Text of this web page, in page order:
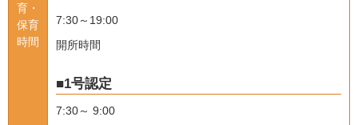
育・
保育
時間
7:30～19:00
開所時間
■1号認定
7:30～ 9:00